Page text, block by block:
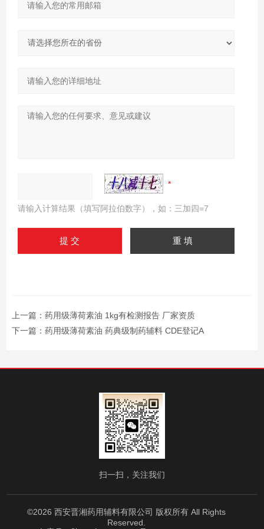
请输入计算结果（填写阿拉伯数字），如：三加四=7
上一篇： 药用级薄荷素油 1kg有检测报告 厂家资质
下一篇： 药用级薄荷素油 药典级制药辅料 CDE登记A
扫一扫，关注我们
©2026 西安晋湘药用辅料有限公司 版权所有 All Rights
Reserved.